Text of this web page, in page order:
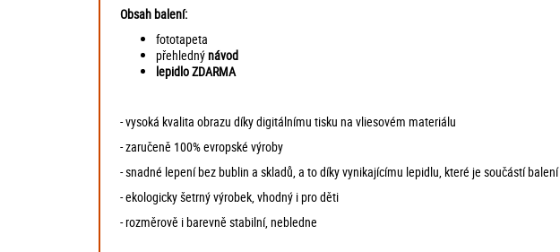
Obsah balení:
fototapeta
přehlednýnávod
lepidlo ZDARMA
- vysoká kvalita obrazu díky digitálnímu tisku na vliesovém materiálu
- zaručeně 100% evropské výroby
- snadné lepení bez bublin a skladů, a to díky vynikajícímu lepidlu, které je součástí balení
- ekologicky šetrný výrobek, vhodný i pro děti
- rozměrově i barevně stabilní, nebledne